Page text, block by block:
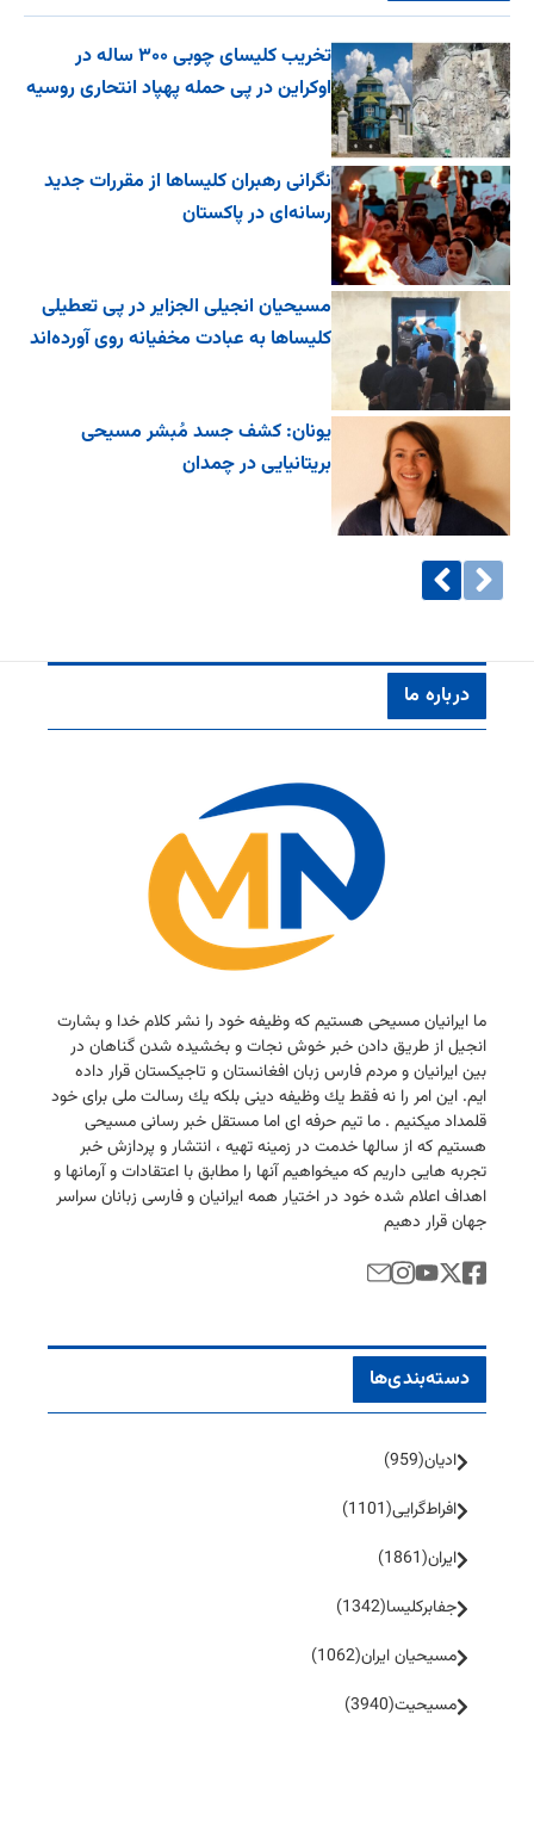
تخریب کلیسای چوبی ۳۰۰ ساله در
اوکراین در پی حمله پهپاد انتحاری روسیه
نگرانی رهبران کلیساها از مقررات جدید
رسانه‌ای در پاکستان
مسیحیان انجیلی الجزایر در پی تعطیلی
کلیساها به عبادت مخفیانه روی آورده‌اند
یونان: کشف جسد مُبشر مسیحی
بریتانیایی در چمدان
درباره ما
ما ایرانیان مسیحی هستیم كه وظیفه خود را نشر كلام خدا و بشارت
انجیل از طریق دادن خبر خوش نجات و بخشیده شدن گناهان در
بین ایرانیان و مردم فارس زبان افغانستان و تاجیكستان قرار داده
ایم. این امر را نه فقط یك وظیفه دینی بلكه یك رسالت ملی برای خود
قلمداد میكنیم . ما تیم حرفه ای اما مستقل خبر رسانی مسیحی
هستیم كه از سالها خدمت در زمینه تهیه ، انتشار و پردازش خبر
تجربه هایی داریم كه میخواهیم آنها را مطابق با اعتقادات و آرمانها و
اهداف اعلام شده خود در اختیار همه ایرانیان و فارسی زبانان سراسر
جهان قرار دهیم
دسته‌بندی‌ها
ادیان(959)
افراط‌گرایی(1101)
ایران(1861)
جفا‌بر‌کلیسا(1342)
مسیحیان ایران(1062)
مسیحیت(3940)